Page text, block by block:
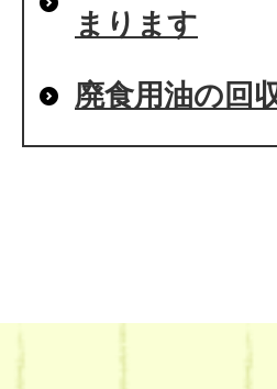
まります
廃食用油の回